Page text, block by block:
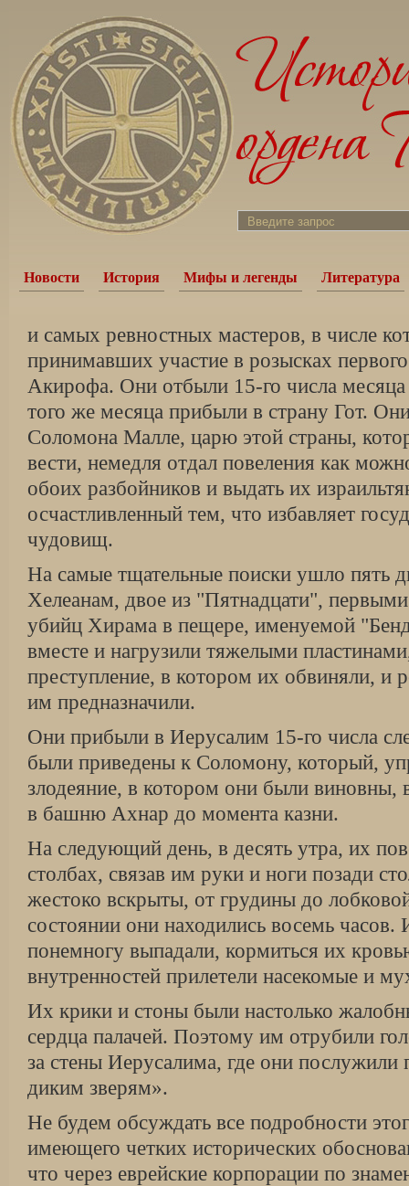
Новости История Мифы и легенды Литература
и самых ревностных мастеров, в числе
принимавших участие в розысках
Акирофа. Они отбыли 15-го числа месяца
того же месяца прибыли в страну Гот.
Соломона Малле, царю этой страны,
вести, немедля отдал повеления как
обоих разбойников и выдать их
осчастливленный тем, что избавляет
чудовищ.
На самые тщательные поиски ушло пять
Хелеанам, двое из "Пятнадцати",
убийц Хирама в пещере, именуемой
вместе и нагрузили тяжелыми
преступление, в котором их обвиняли, и
им предназначили.
Они прибыли в Иерусалим 15-го числа
были приведены к Соломону, который,
злодеяние, в котором они были виновны,
в башню Ахнар до момента казни.
На следующий день, в десять утра, их
столбах, связав им руки и ноги позади
жестоко вскрыты, от грудины до
состоянии они находились восемь часов.
понемногу выпадали, кормиться их
внутренностей прилетели насекомые и
Их крики и стоны были настолько
сердца палачей. Поэтому им отрубили
за стены Иерусалима, где они
диким зверям».
Не будем обсуждать все подробности
имеющего четких исторических
что через еврейские корпорации по